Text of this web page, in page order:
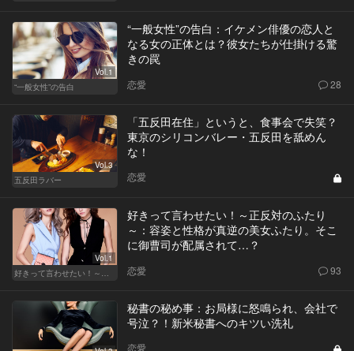
Vol.1
“一般女性”の告白
“一般女性”の告白：イケメン俳優の恋人と
なる女の正体とは？彼女たちが仕掛ける驚
きの罠
恋愛 28
Vol.3
五反田ラバー
「五反田在住」というと、食事会で失笑？
東京のシリコンバレー・五反田を舐めん
な！
恋愛
Vol.1
好きって言わせたい！～正反対のふたり
～：容姿と性格が真逆の美女ふたり。そこ
に御曹司が配属されて…？
恋愛 93
秘書の秘め事：お局様に怒鳴られ、会社で
号泣？！新米秘書へのキツい洗礼
恋愛